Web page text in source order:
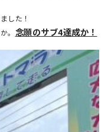
した！
。 念願のサブ4達成か！